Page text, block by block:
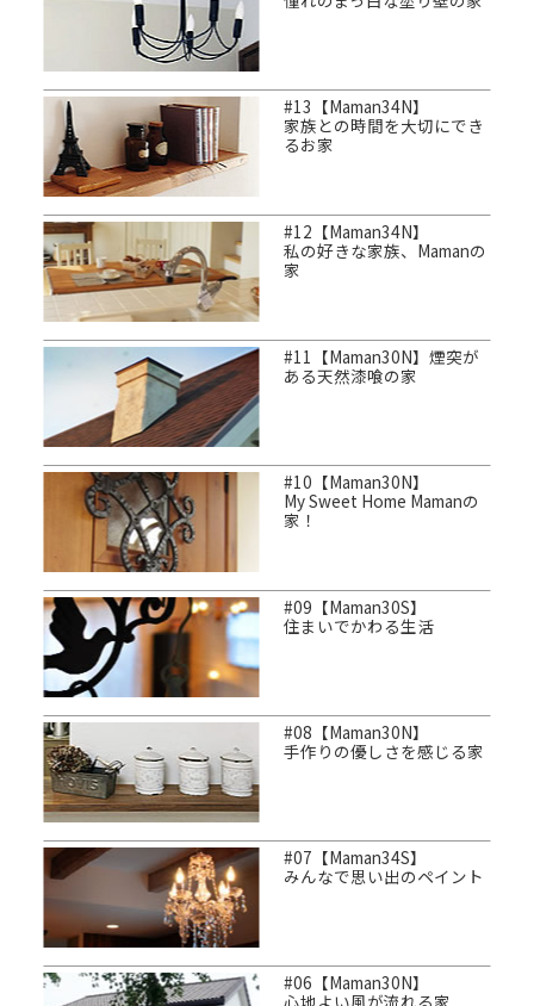
#13【Maman34N】
家族との時間を大切にでき
るお家
#12【Maman34N】
私の好きな家族、Mamanの
家
#11【Maman30N】煙突が
ある天然漆喰の家
#10【Maman30N】
My Sweet Home Mamanの
家！
#09【Maman30S】
住まいでかわる生活
#08【Maman30N】
手作りの優しさを感じる家
#07【Maman34S】
みんなで思い出のペイント
#06【Maman30N】